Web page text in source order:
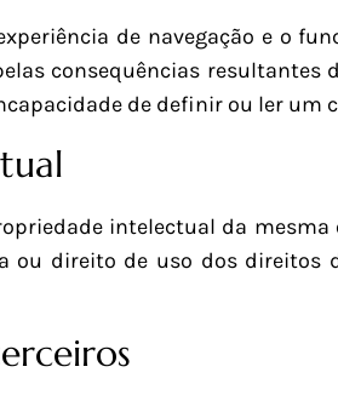
de navegação e o
consequências
de definir ou ler um
intelectual da
ou direito de uso dos